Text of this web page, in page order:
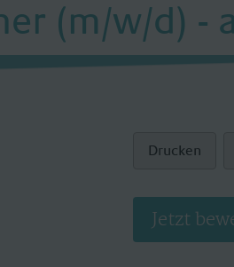
(m/w/d) -
Drucken
Jetzt